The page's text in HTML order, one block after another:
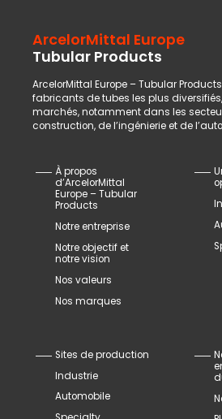
ArcelorMittal Europe
Tubular Products
ArcelorMittal Europe – Tubular
fabricants de tubes les plus
marchés, notamment dans les
construction, de l’ingénierie et de
À propos
d’ArcelorMittal
Europe – Tubular
Products
Notre entreprise
Notre objectif et
notre vision
Nos valeurs
Nos marques
Sites de production
Industrie
Automobile